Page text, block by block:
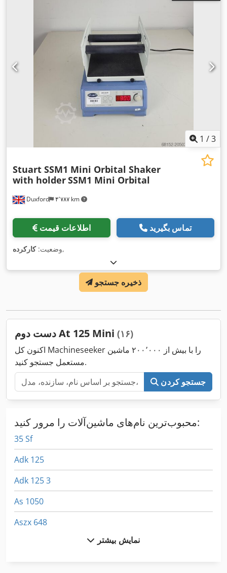
1 /3
Duxford ۴٬۷۸۷ km
Stuart SSM1 Mini Orbital Shaker
with holderSSM1 Mini Orbital
اطلاعات قیمت تماس بگیرید
وضعیت:کارکرده ,
ذخیره جستجو
دست دوم At 125 Mini (۱۶)
اکنون کل Machineseeker را با بیش از ۲۰۰٬۰۰۰ ماشین
مستعمل جستجو کنید.
جستجو کردن
محبوب‌ترین نام‌های ماشین‌آلات را مرور کنید:
35 Sf
Adk 125
Adk 125 3
As 1050
Aszx 648
نمایش بیشتر